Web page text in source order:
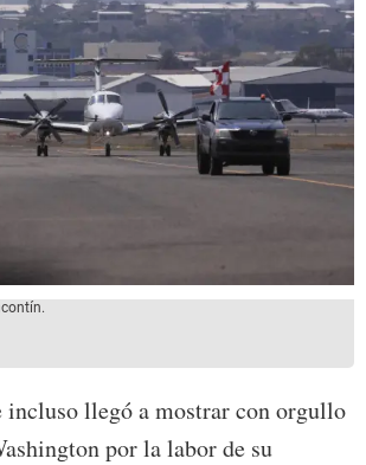
incluso llegó a mostrar con orgullo
por la labor de su